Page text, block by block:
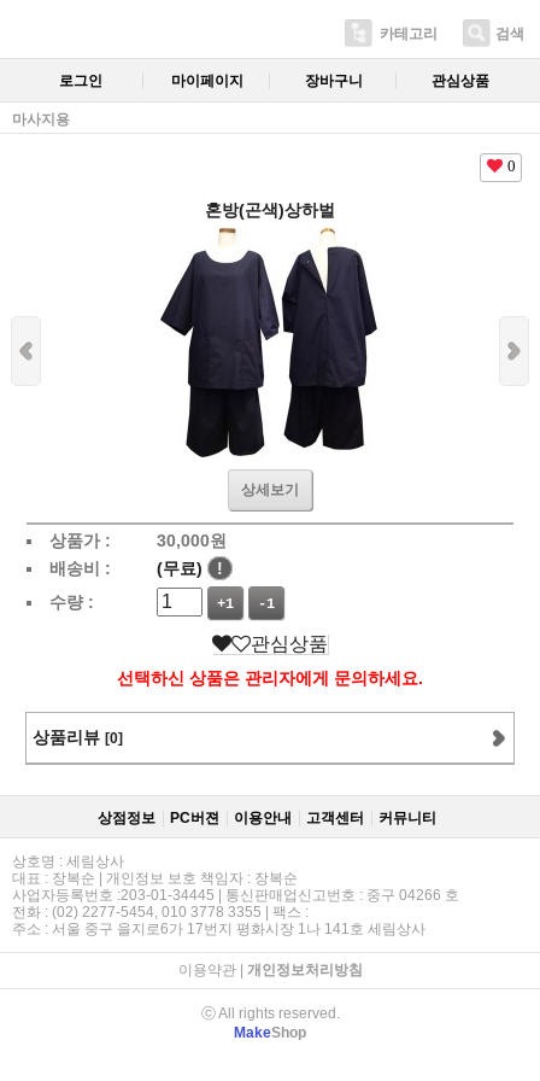
카테고리 검색
로그인 마이페이지 장바구니 관심상품
마사지용
0
혼방(곤색)상하벌
상세보기
상품가 : 30,000원
배송비 :
(무료)
!
수량 :
+1 -1
관심상품
선택하신 상품은 관리자에게 문의하세요.
상품리뷰 [0]
상점정보 PC버젼 이용안내 고객센터 커뮤니티
상호명 : 세림상사
대표 : 장복순 | 개인정보 보호 책임자 : 장복순
사업자등록번호 :203-01-34445 | 통신판매업신고번호 : 중구 04266 호
전화 : (02) 2277-5454, 010 3778 3355 | 팩스 :
주소 : 서울 중구 을지로6가 17번지 평화시장 1나 141호 세림상사
이용약관| 개인정보처리방침
ⓒ All rights reserved.
MakeShop